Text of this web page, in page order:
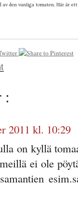
av den vanliga tomaten. Här är
:
2011 kl. 10:29
on kyllä
ei ole